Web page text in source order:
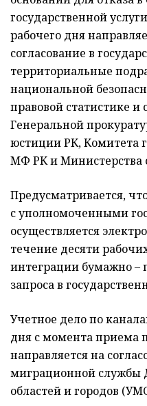
государственной
рабочего дня
согласование в
территориальные
национальной
правовой статистике
Генеральной
юстиции РК, Комитета
МФ РК и Министерства
Предусматривается,
с уполномоченными
осуществляется
течение десяти
интеграции бумажно –
запроса в
Учетное дело по
дня с момента приема
направляется на
миграционной службы
областей и городов